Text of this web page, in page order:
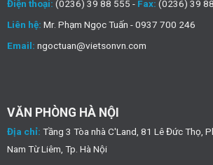
Điện thoại: (0236) 39 88 555 - Fax: (0236) 39
Liên hệ: Mr. Phạm Ngọc Tuấn - 0937 700 246
Email: ngoctuan@vietsonvn.com
VĂN PHÒNG HÀ NỘI
Địa chỉ: Tầng 3 Tòa nhà C'Land, 81 Lê Đức Thọ,
Nam Từ Liêm, Tp. Hà Nội